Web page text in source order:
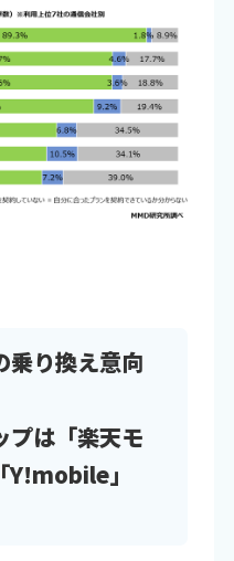
乗り換え意向
プは「楽天モ
Y!mobile」